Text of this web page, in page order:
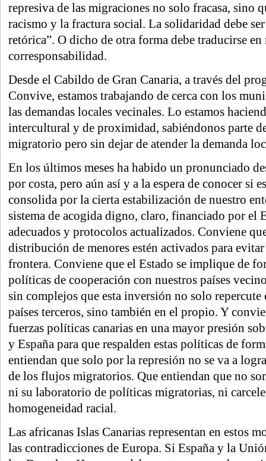
represiva de las migraciones no solo fracasa, sino
racismo y la fractura social. La solidaridad debe
retórica”. O dicho de otra forma debe traducirse en
corresponsabilidad.
Desde el Cabildo de Gran Canaria, a través del
Convive, estamos trabajando de cerca con los
las demandas locales vecinales. Lo estamos
intercultural y de proximidad, sabiéndonos parte
migratorio pero sin dejar de atender la demanda
En los últimos meses ha habido un pronunciado
por costa, pero aún así y a la espera de conocer si
consolida por la cierta estabilización de nuestro
sistema de acogida digno, claro, financiado por el
adecuados y protocolos actualizados. Conviene
distribución de menores estén activados para
frontera. Conviene que el Estado se implique de
políticas de cooperación con nuestros países
sin complejos que esta inversión no solo repercute
países terceros, sino también en el propio. Y
fuerzas políticas canarias en una mayor presión
y España para que respalden estas políticas de
entiendan que solo por la represión no se va a
de los flujos migratorios. Que entiendan que no
ni su laboratorio de políticas migratorias, ni
homogeneidad racial.
Las africanas Islas Canarias representan en estos
las contradicciones de Europa. Si España y la